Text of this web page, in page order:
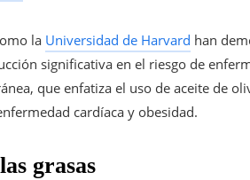
la Universidad de Harvard han
significativa en el riesgo de
que enfatiza el uso de aceite de
cardíaca y obesidad.
grasas